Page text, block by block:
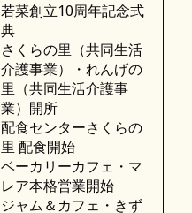
若菜創立10周年記念式
典
さくらの里（共同生活
介護事業）・れんげの
里（共同生活介護事
業）開所
配食センターさくらの
里 配食開始
ベーカリーカフェ・マ
レア本格営業開始
ジャム＆カフェ・きず